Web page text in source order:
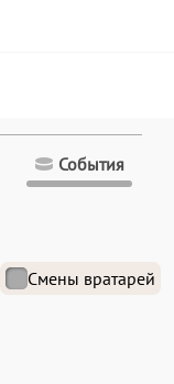
События
Смены вратарей